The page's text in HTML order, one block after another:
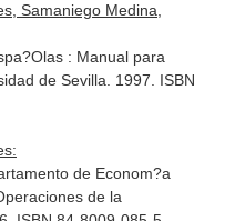
Samaniego Medina,
: Manual para
de Sevilla. 1997. ISBN
de Econom?a
de la